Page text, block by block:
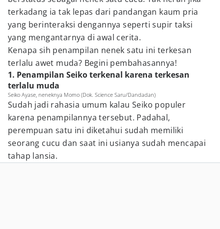
terkadang ia tak lepas dari pandangan kaum pria
yang berinteraksi dengannya seperti supir taksi
yang mengantarnya di awal cerita.
Kenapa sih penampilan nenek satu ini terkesan
terlalu awet muda? Begini pembahasannya!
1. Penampilan Seiko terkenal karena terkesan
terlalu muda
Seiko Ayase, neneknya Momo (Dok. Science Saru/Dandadan)
Sudah jadi rahasia umum kalau Seiko populer
karena penampilannya tersebut. Padahal,
perempuan satu ini diketahui sudah memiliki
seorang cucu dan saat ini usianya sudah mencapai
tahap lansia.